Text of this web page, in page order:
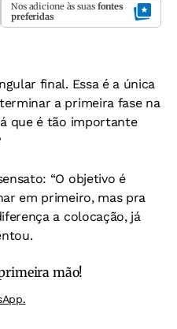
Nos adicione às suas fontes
preferidas
final. Essa é a única
a primeira fase na
que é tão importante
“O objetivo é
em primeiro, mas pra
a colocação, já
mão!